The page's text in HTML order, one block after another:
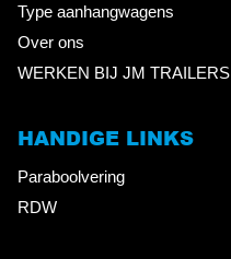
Type aanhangwagens
Over ons
WERKEN BIJ JM TRAILERS
HANDIGE LINKS
Paraboolvering
RDW